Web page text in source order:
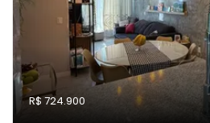
R$ 724.900